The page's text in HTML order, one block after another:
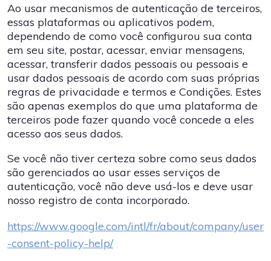
Ao usar mecanismos de autenticação de terceiros,
essas plataformas ou aplicativos podem,
dependendo de como você configurou sua conta
em seu site, postar, acessar, enviar mensagens,
acessar, transferir dados pessoais ou pessoais e
usar dados pessoais de acordo com suas próprias
regras de privacidade e termos e Condições. Estes
são apenas exemplos do que uma plataforma de
terceiros pode fazer quando você concede a eles
acesso aos seus dados.
Se você não tiver certeza sobre como seus dados
são gerenciados ao usar esses serviços de
autenticação, você não deve usá-los e deve usar
nosso registro de conta incorporado.
https://www.google.com/intl/fr/about/company/user
-consent-policy-help/